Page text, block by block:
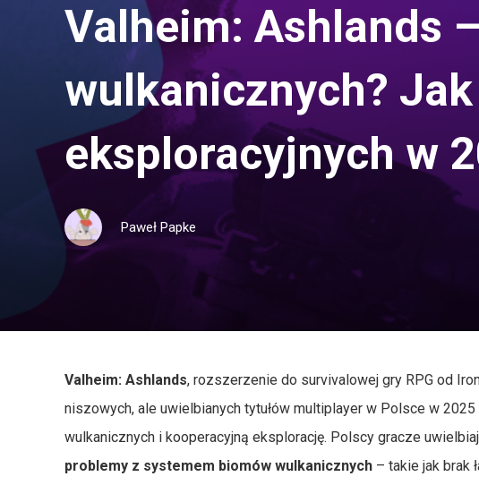
Valheim: Ashlands
wulkanicznych?
eksploracyjnych w
Paweł Papke
Valheim: Ashlands, rozszerzenie do survivalowej gry RPG od
niszowych, ale uwielbianych tytułów multiplayer w Polsce w
wulkanicznych i kooperacyjną eksplorację. Polscy gracze
problemy z systemem biomów wulkanicznych – takie jak brak